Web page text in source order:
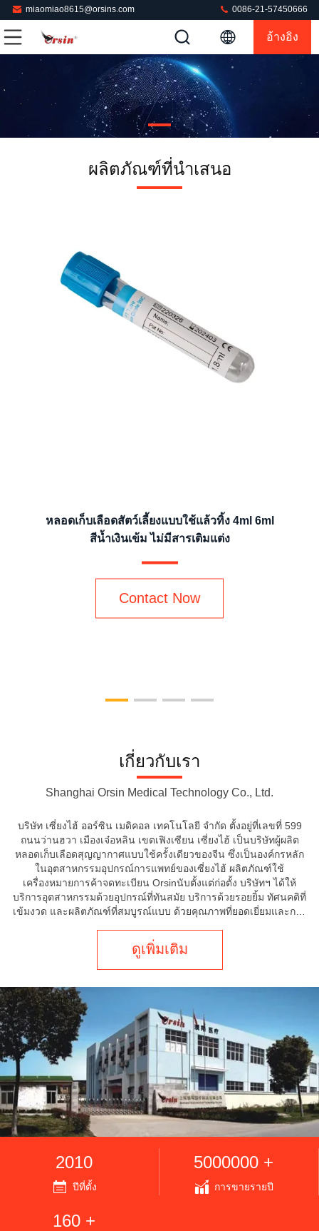
miaomiao8615@orsins.com 0086-21-57450666
อ้างอิง
ผลิตภัณฑ์ที่นําเสนอ
หลอดเก็บเลือดสัตว์เลี้ยงแบบใช้แล้วทิ้ง 4ml 6ml
สีน้ำเงินเข้ม ไม่มีสารเติมแต่ง
Contact Now
เกี่ยวกับเรา
Shanghai Orsin Medical Technology Co., Ltd.
บริษัท เซี่ยงไฮ้ ออร์ซิน เมดิคอล เทคโนโลยี จำกัด ตั้งอยู่ที่เลขที่ 599
ถนนว่านฮวา เมืองเจ๋อหลิน เขตเฟิงเซียน เซี่ยงไฮ้ เป็นบริษัทผู้ผลิต
หลอดเก็บเลือดสุญญากาศแบบใช้ครั้งเดียวของจีน ซึ่งเป็นองค์กรหลัก
ในอุตสาหกรรมอุปกรณ์การแพทย์ของเซี่ยงไฮ้ ผลิตภัณฑ์ใช้
เครื่องหมายการค้าจดทะเบียน Orsinนับตั้งแต่ก่อตั้ง บริษัทฯ ได้ให้
บริการอุตสาหกรรมด้วยอุปกรณ์ที่ทันสมัย บริการด้วยรอยยิ้ม ทัศนคติที่
เข้มงวด และผลิตภัณฑ์ที่สมบูรณ์แบบ ด้วยคุณภาพที่ยอดเยี่ยมและการ
ดูเพิ่มเติม
2010
ปีที่ตั้ง
5000000 +
การขายรายปี
160 +